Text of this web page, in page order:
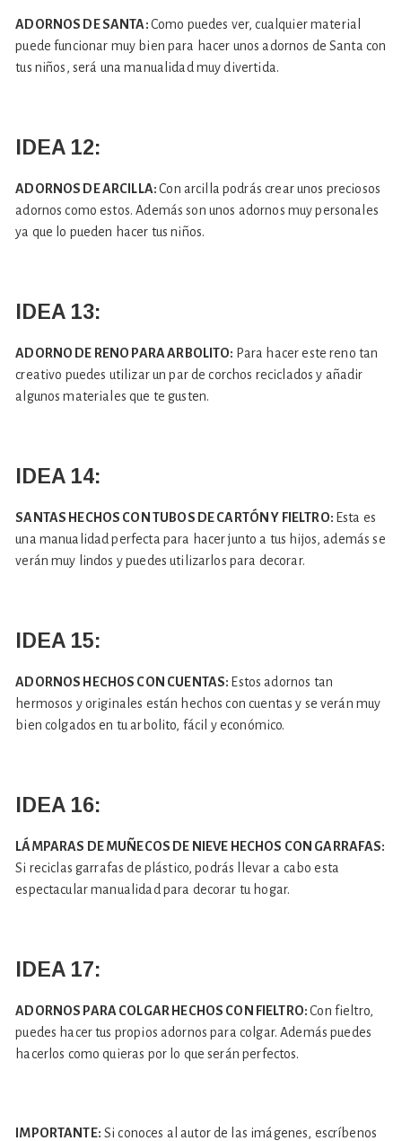
ADORNOS DE SANTA:Como puedes ver, cualquier material
puede funcionar muy bien para hacer unos adornos de Santa con
tus niños, será una manualidad muy divertida.
IDEA 12:
ADORNOS DE ARCILLA:Con arcilla podrás crear unos preciosos
adornos como estos. Además son unos adornos muy personales
ya que lo pueden hacer tus niños.
IDEA 13:
ADORNO DE RENO PARA ARBOLITO: Para hacer este reno tan
creativo puedes utilizar un par de corchos reciclados y añadir
algunos materiales que te gusten.
IDEA 14:
SANTAS HECHOS CON TUBOS DE CARTÓN Y FIELTRO: Esta es
una manualidad perfecta para hacer junto a tus hijos, además se
verán muy lindos y puedes utilizarlos para decorar.
IDEA 15:
ADORNOS HECHOS CON CUENTAS: Estos adornos tan
hermosos y originales están hechos con cuentas y se verán muy
bien colgados en tu arbolito, fácil y económico.
IDEA 16:
LÁMPARAS DE MUÑECOS DE NIEVE HECHOS CON GARRAFAS:
Si reciclas garrafas de plástico, podrás llevar a cabo esta
espectacular manualidad para decorar tu hogar.
IDEA 17:
ADORNOS PARA COLGAR HECHOS CON FIELTRO:Con fieltro,
puedes hacer tus propios adornos para colgar. Además puedes
hacerlos como quieras por lo que serán perfectos.
IMPORTANTE: Si conoces al autor de las imágenes, escríbenos